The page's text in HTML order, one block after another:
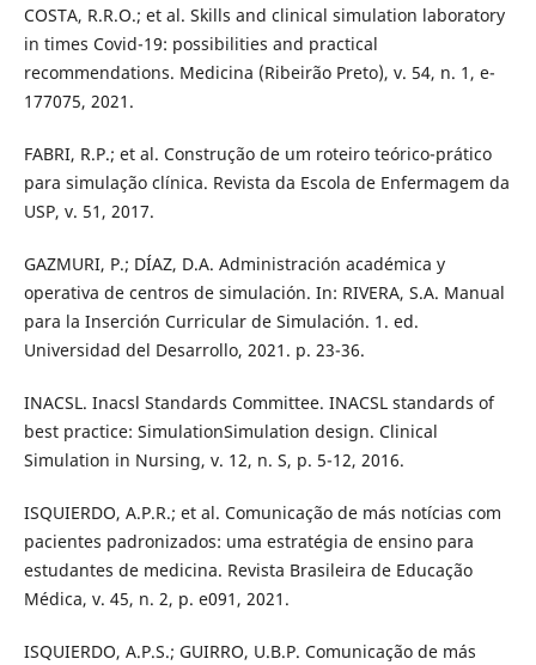
COSTA, R.R.O.; et al. Skills and clinical simulation laboratory
in times Covid-19: possibilities and practical
recommendations. Medicina (Ribeirão Preto), v. 54, n. 1, e-
177075, 2021.
FABRI, R.P.; et al. Construção de um roteiro teórico-prático
para simulação clínica. Revista da Escola de Enfermagem da
USP, v. 51, 2017.
GAZMURI, P.; DÍAZ, D.A. Administración académica y
operativa de centros de simulación. In: RIVERA, S.A. Manual
para la Inserción Curricular de Simulación. 1. ed.
Universidad del Desarrollo, 2021. p. 23-36.
INACSL. Inacsl Standards Committee. INACSL standards of
best practice: SimulationSimulation design. Clinical
Simulation in Nursing, v. 12, n. S, p. 5-12, 2016.
ISQUIERDO, A.P.R.; et al. Comunicação de más notícias com
pacientes padronizados: uma estratégia de ensino para
estudantes de medicina. Revista Brasileira de Educação
Médica, v. 45, n. 2, p. e091, 2021.
ISQUIERDO, A.P.S.; GUIRRO, U.B.P. Comunicação de más